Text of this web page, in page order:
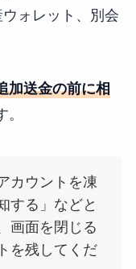
ォレット、別会
加送金の前に相
。
カウントを凍
する」などと
画面を閉じる
を残してくだ